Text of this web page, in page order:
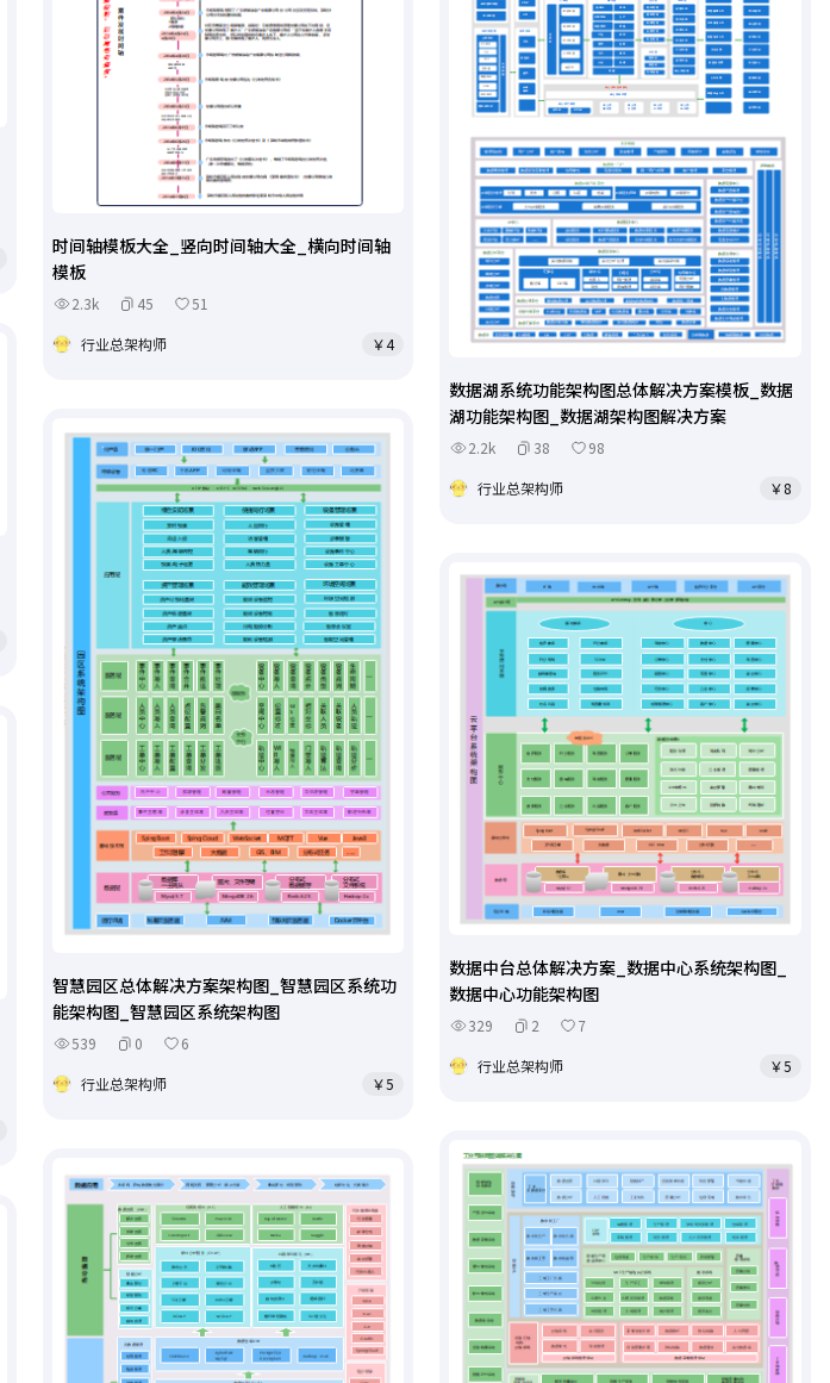
时间轴模板大全_竖向时间轴大全_横向时间轴
模板
2.3k 45
51
行业总架构师
￥4
数据湖系统功能架构图总体解决方案模板_数据
湖功能架构图_数据湖架构图解决方案
2.2k 38
98
行业总架构师
￥8
智慧园区总体解决方案架构图_智慧园区系统功
能架构图_智慧园区系统架构图
539 0
6
行业总架构师
￥5
数据中台总体解决方案_数据中心系统架构图_
数据中心功能架构图
329 2
7
行业总架构师
￥5